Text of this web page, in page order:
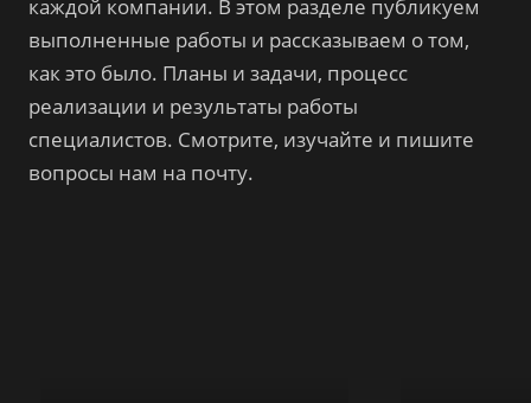
каждой компании. В этом разделе публикуем
выполненные работы и рассказываем о том,
как это было. Планы и задачи, процесс
реализации и результаты работы
специалистов. Смотрите, изучайте и пишите
вопросы нам на почту.